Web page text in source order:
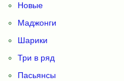
Новые
Маджонги
Шарики
Три в ряд
Пасьянсы